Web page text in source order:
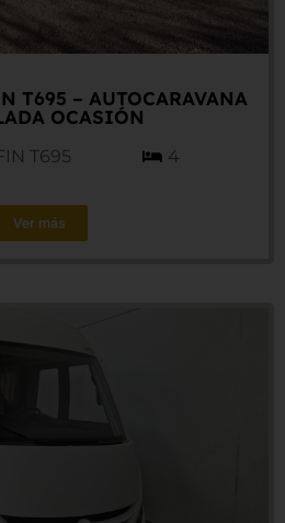
T695 – AUTOCARAVANA
OCASIÓN
T695 4
Ver más